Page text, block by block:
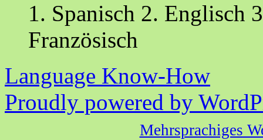
1. Spanisch 2. Englisch
Französisch
Language Know-How
Proudly powered by
Mehrsprachiges